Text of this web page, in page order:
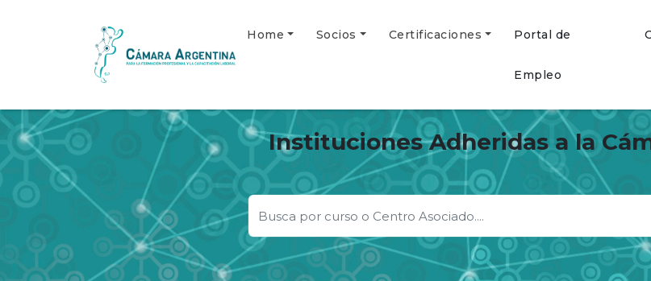
Home Socios Certificaciones Portal de
Empleo
Instituciones Adheridas a la